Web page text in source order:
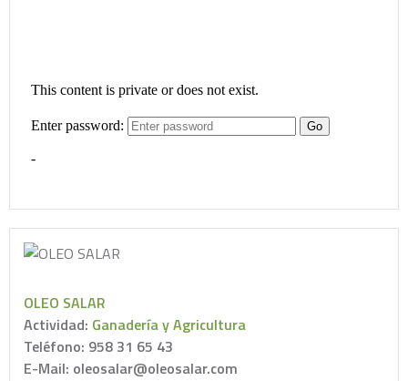
OLEO SALAR
Actividad: Ganadería y Agricultura
Teléfono: 958 31 65 43
E-Mail: oleosalar@oleosalar.com